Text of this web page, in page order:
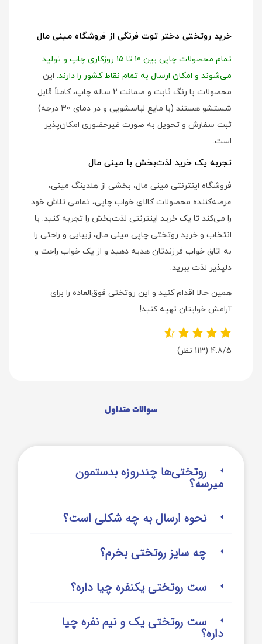
خرید روتختی دختر توت فرنگی از فروشگاه مینی مال
تمام محصولات چاپی بین 10 تا 15 روزکاری چاپ و تولید
می‌شوند و امکان ارسال به تمام نقاط کشور را دارند. این
محصولات با رنگ ثابت و ضمانت 2 ساله چاپ، کاملاً قابل
شستشو هستند (با مایع لباسشویی و در دمای 30 درجه)
ثبت سفارش و تحویل به صورت غیرحضوری امکان‌پذیر
است.
تجربه یک خرید لذت‌بخش با مینی مال
فروشگاه اینترنتی مینی مال، بخشی از هلدینگ مینی،
عرضه‌کننده محصولات کالای خواب چاپی، تمامی تلاش خود
را می‌کند تا یک خرید اینترنتی لذت‌بخش را تجربه کنید. با
انتخاب و خرید روتختی چاپی مینی مال، زیبایی و راحتی را
به اتاق خواب فرزندتان هدیه دهید و از یک خواب راحت و
دلپذیر لذت ببرید.
همین حالا اقدام کنید و این روتختی فوق‌العاده را برای
آرامش خوابتان تهیه کنید!
4.8/5 (113 نظر)
سوالات متداول
روتختی‌‌ها چندروزه بدستمون
میرسه؟
نحوه ارسال به چه شکلی است؟
چه سایز روتختی بخرم؟
ست روتختی یکنفره چیا داره؟
ست روتختی یک و نیم نفره چیا
داره؟